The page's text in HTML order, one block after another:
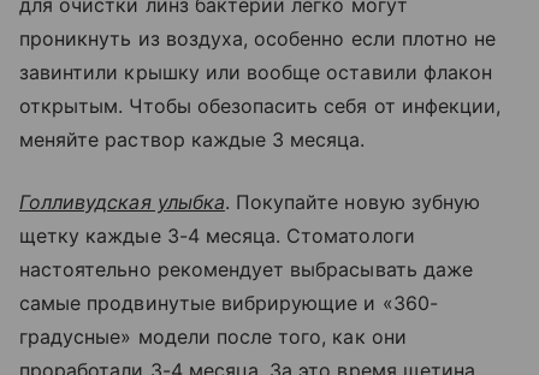
для очистки линз бактерии легко могут
проникнуть из воздуха, особенно если плотно не
завинтили крышку или вообще оставили флакон
открытым. Чтобы обезопасить себя от инфекции,
меняйте раствор каждые 3 месяца.
Голливудская улыбка. Покупайте новую зубную
щетку каждые 3-4 месяца. Стоматологи
настоятельно рекомендует выбрасывать даже
самые продвинутые вибрирующие и «360-
градусные» модели после того, как они